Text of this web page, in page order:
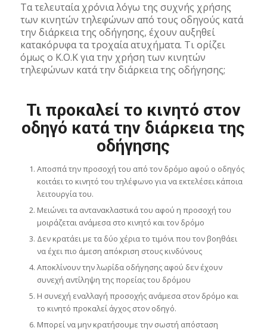
Τα τελευταία χρόνια λόγω της συχνής χρήσης
των κινητών τηλεφώνων από τους οδηγούς κατά
την διάρκεια της οδήγησης, έχουν αυξηθεί
κατακόρυφα τα τροχαία ατυχήματα. Τι ορίζει
όμως ο Κ.Ο.Κ για την χρήση των κινητών
τηλεφώνων κατά την διάρκεια της οδήγησης;
Τι προκαλεί το κινητό στον
οδηγό κατά την διάρκεια της
οδήγησης
Αποσπά την προσοχή του από τον δρόμο αφού ο οδηγός
κοιτάει το κινητό του τηλέφωνο για να εκτελέσει κάποια
λειτουργία του.
Μειώνει τα αντανακλαστικά του αφού η προσοχή του
μοιράζεται ανάμεσα στο κινητό και τον δρόμο
Δεν κρατάει με τα δύο χέρια το τιμόνι που τον βοηθάει
να έχει πιο άμεση απόκριση στους κινδύνους
Αποκλίνουν την λωρίδα οδήγησης αφού δεν έχουν
συνεχή αντίληψη της πορείας του δρόμου
Η συνεχή εναλλαγή προσοχής ανάμεσα στον δρόμο και
το κινητό προκαλεί άγχος στον οδηγό.
Μπορεί να μην κρατήσουμε την σωστή απόσταση